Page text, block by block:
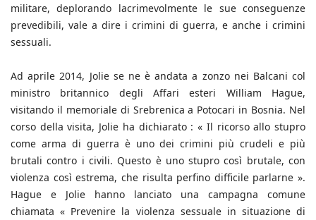
militare, deplorando lacrimevolmente le sue conseguenze
prevedibili, vale a dire i crimini di guerra, e anche i crimini
sessuali.
Ad aprile 2014, Jolie se ne è andata a zonzo nei Balcani col
ministro britannico degli Affari esteri William Hague,
visitando il memoriale di Srebrenica a Potocari in Bosnia. Nel
corso della visita, Jolie ha dichiarato : « Il ricorso allo stupro
come arma di guerra è uno dei crimini più crudeli e più
brutali contro i civili. Questo è uno stupro così brutale, con
violenza così estrema, che risulta perfino difficile parlarne ».
Hague e Jolie hanno lanciato una campagna comune
chiamata « Prevenire la violenza sessuale in situazione di